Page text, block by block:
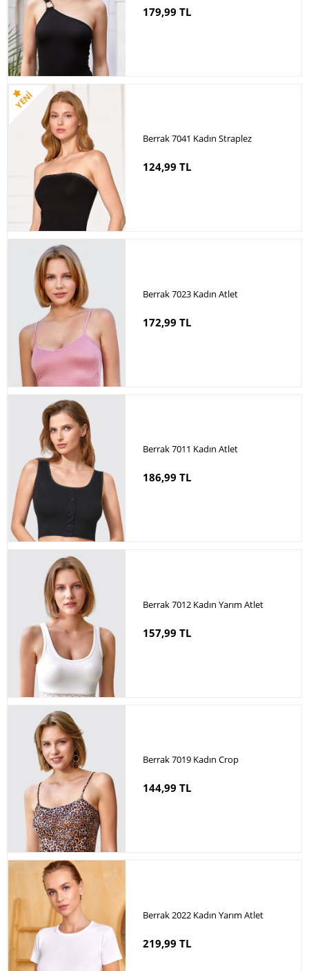
179,99 TL
Berrak 7041 Kadın Straplez
124,99 TL
Berrak 7023 Kadın Atlet
172,99 TL
Berrak 7011 Kadın Atlet
186,99 TL
Berrak 7012 Kadın Yarım Atlet
157,99 TL
Berrak 7019 Kadın Crop
144,99 TL
Berrak 2022 Kadın Yarım Atlet
219,99 TL